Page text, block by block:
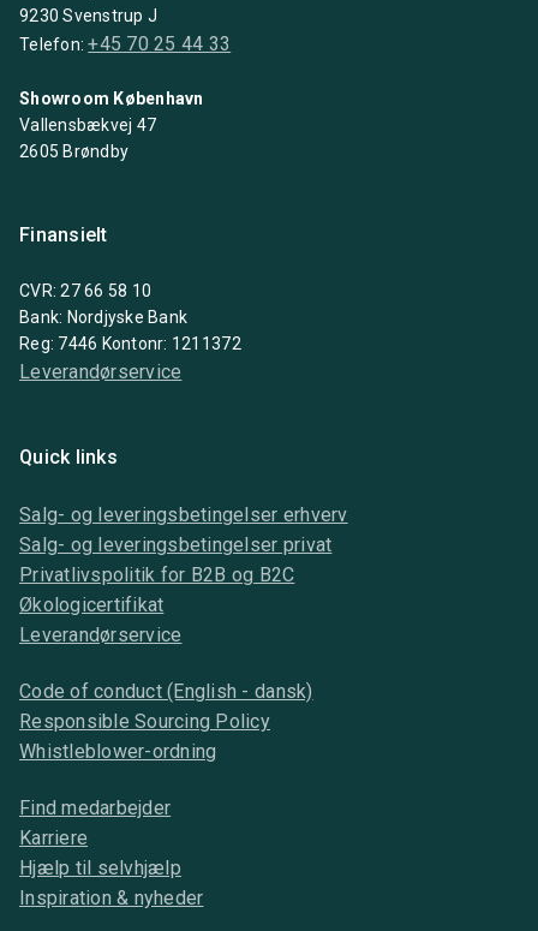
9230 Svenstrup J
Telefon:+45 70 25 44 33
Showroom København
Vallensbækvej 47
2605 Brøndby
Finansielt
CVR: 27 66 58 10
Bank: Nordjyske Bank
Reg: 7446 Kontonr: 1211372
Leverandørservice
Quick links
Salg- og leveringsbetingelser erhverv
Salg- og leveringsbetingelser privat
Privatlivspolitik for B2B og B2C
Økologicertifikat
Leverandørservice
Code of conduct (English - dansk)
Responsible Sourcing Policy
Whistleblower-ordning
Find medarbejder
Karriere
Hjælp til selvhjælp
Inspiration & nyheder